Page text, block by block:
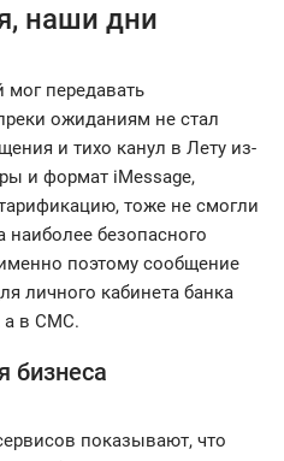
наши дни
мог передавать
ожиданиям не стал
и тихо канул в Лету из-
и формат iMessage,
тоже не смогли
безопасного
поэтому сообщение
личного кабинета банка
а в СМС.
бизнеса
показывают, что